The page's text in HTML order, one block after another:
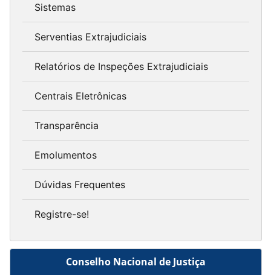
Sistemas
Serventias Extrajudiciais
Relatórios de Inspeções Extrajudiciais
Centrais Eletrônicas
Transparência
Emolumentos
Dúvidas Frequentes
Registre-se!
Conselho Nacional de Justiça